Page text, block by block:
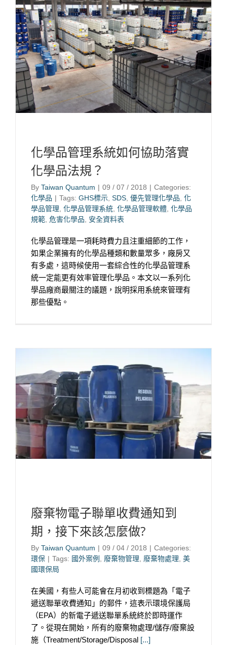
化學品管理系統如何協助落實
化學品法規？
By Taiwan Quantum | 09 / 07 / 2018 | Categories:
化學品 | Tags: GHS標示, SDS, 優先管理化學品, 化
學品管理, 化學品管理系統, 化學品管理軟體, 化學品
規範, 危害化學品, 安全資料表
化學品管理是一項耗時費力且注重細節的工作，
如果企業擁有的化學品種類和數量眾多，廠房又
有多處，這時候使用一套綜合性的化學品管理系
統一定能更有效率管理化學品。本文以一系列化
學品廠商最關注的議題，說明採用系統來管理有
那些優點。
廢棄物電子聯單收費通知到
期，接下來該怎麼做?
By Taiwan Quantum | 09 / 04 / 2018 | Categories:
環保 | Tags: 國外案例 , 廢棄物管理, 廢棄物處理, 美
國環保局
在美國，有些人可能會在月初收到標題為「電子
遞送聯單收費通知」的郵件，這表示環境保護局
（EPA）的新電子遞送聯單系統終於即時運作
了。從現在開始，所有的廢棄物處理/儲存/廢棄設
施（Treatment/Storage/Disposal [...]